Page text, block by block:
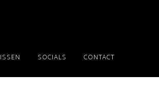
SOCIALS CONTACT